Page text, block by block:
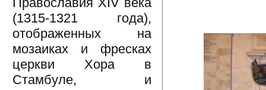
(1315-1321 года),
отображенных на
мозаиках и фресках
церкви Хора в
Стамбуле, и